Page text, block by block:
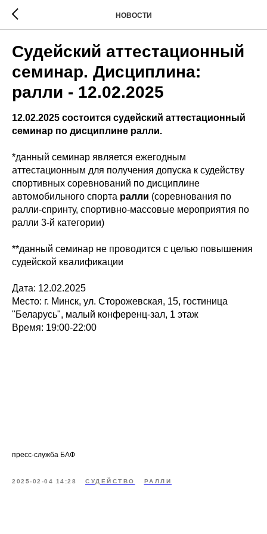
НОВОСТИ
Судейский аттестационный
семинар. Дисциплина:
ралли - 12.02.2025
12.02.2025 состоится судейский аттестационный
семинар по дисциплине ралли.
*данный семинар является ежегодным
аттестационным для получения допуска к судейству
спортивных соревнований по дисциплине
автомобильного спорта ралли (соревнования по
ралли-спринту, спортивно-массовые мероприятия по
ралли 3-й категории)
**данный семинар не проводится с целью повышения
судейской квалификации
Дата: 12.02.2025
Место: г. Минск, ул. Сторожевская, 15, гостиница
"Беларусь", малый конференц-зал, 1 этаж
Время: 19:00-22:00
пресс-служба БАФ
2025-02-04 14:28 СУДЕЙСТВО РАЛЛИ